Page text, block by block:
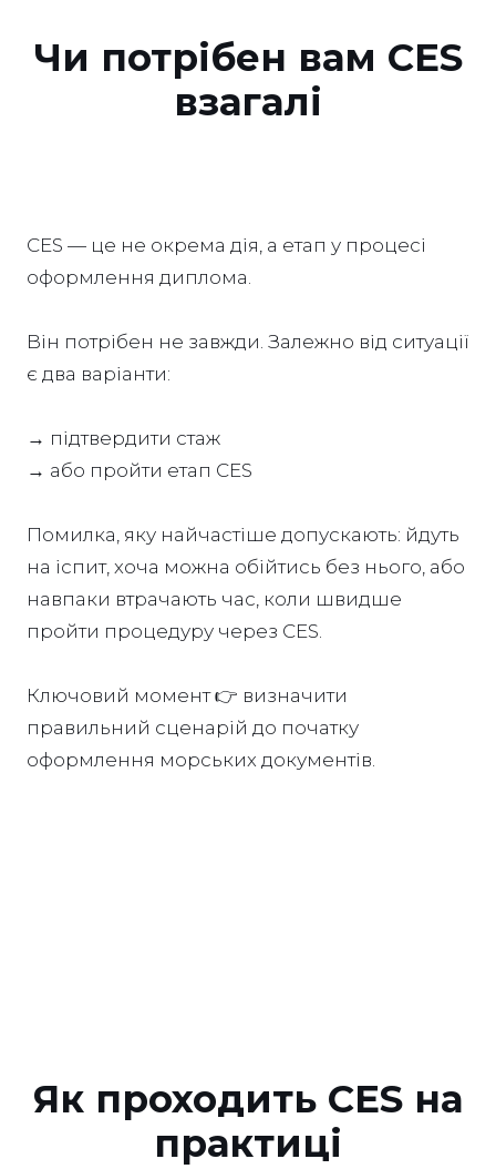
Чи потрібен вам CES
взагалі
CES — це не окрема дія, а етап у процесі
оформлення диплома.
Він потрібен не завжди. Залежно від ситуації
є два варіанти:
→ підтвердити стаж
→ або пройти етап CES
Помилка, яку найчастіше допускають: йдуть
на іспит, хоча можна обійтись без нього, або
навпаки втрачають час, коли швидше
пройти процедуру через CES.
Ключовий момент 👉 визначити
правильний сценарій до початку
оформлення морських документів.
Як проходить CES на
практиці